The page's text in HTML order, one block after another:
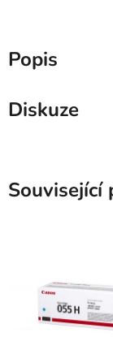
Popis
Diskuze
Související